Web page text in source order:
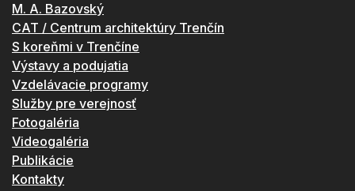
M. A. Bazovský
CAT / Centrum architektúry Trenčín
S koreňmi v Trenčíne
Výstavy a podujatia
Vzdelávacie programy
Služby pre verejnosť
Fotogaléria
Videogaléria
Publikácie
Kontakty